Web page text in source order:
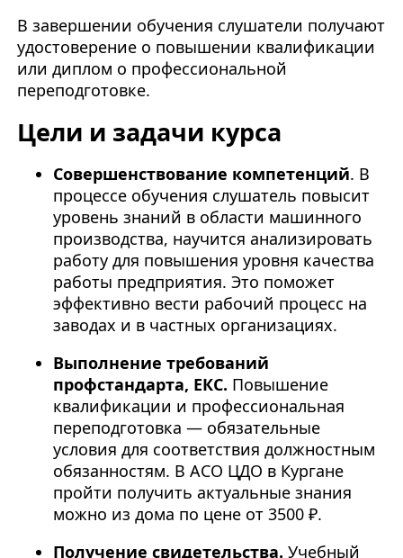
В завершении обучения слушатели получают
удостоверение о повышении квалификации
или диплом о профессиональной
переподготовке.
Цели и задачи курса
Совершенствование компетенций. В
процессе обучения слушатель повысит
уровень знаний в области машинного
производства, научится анализировать
работу для повышения уровня качества
работы предприятия. Это поможет
эффективно вести рабочий процесс на
заводах и в частных организациях.
Выполнение требований
профстандарта, ЕКС. Повышение
квалификации и профессиональная
переподготовка — обязательные
условия для соответствия должностным
обязанностям. В АСО ЦДО в Кургане
пройти получить актуальные знания
можно из дома по цене от 3500 ₽.
Получение свидетельства. Учебный